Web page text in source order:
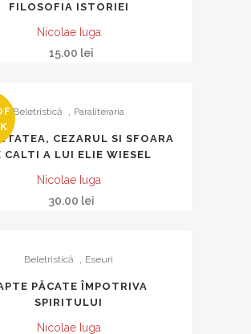
FILOSOFIA ISTORIEI
Nicolae Iuga
15.00 lei
Beletristică Paraliteraria
CEZARUL SI SFOARA
CALTI A LUI ELIE WIESEL
Nicolae Iuga
30.00 lei
Beletristică Eseuri
PĂCATE ÎMPOTRIVA
SPIRITULUI
Nicolae Iuga